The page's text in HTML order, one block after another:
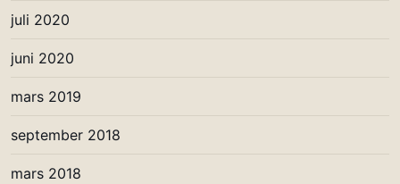
juli 2020
juni 2020
mars 2019
september 2018
mars 2018